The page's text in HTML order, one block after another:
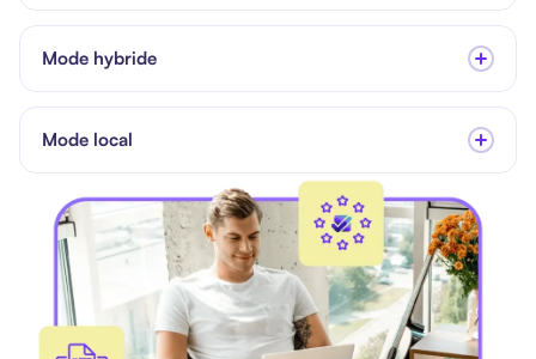
Mode hybride
Mode local